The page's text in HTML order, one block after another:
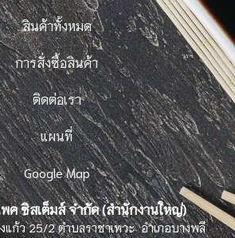
สินค้าทั้งหมด
การสั่งซื้อสินค้า
ติดต่อเรา
แผนที่
Google Map
ค ซิสเต็มส์ จำกัด (สำนักงานใหญ่)
แก้ว 25/2 ตำบลราชาเทวะ อำเภอบางพลี